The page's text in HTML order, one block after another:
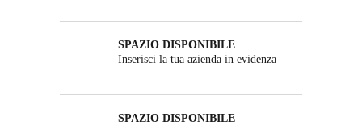
SPAZIO DISPONIBILE
Inserisci la tua azienda in evidenza
SPAZIO DISPONIBILE